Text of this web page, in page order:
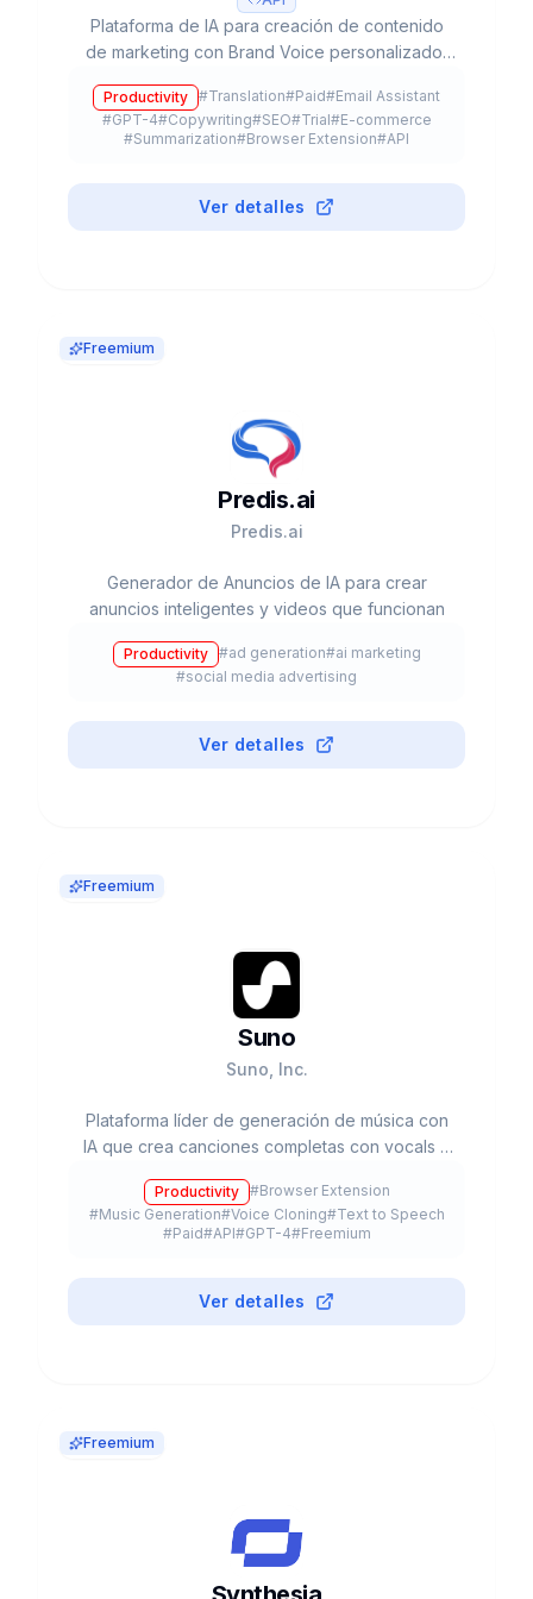
Plataforma de IA para creación de contenido
de marketing con Brand Voice personalizado,
en equipo. Usado por 20% del Fortune 500.
Productivity #Translation#Paid#Email Assistant
#GPT-4#Copywriting#SEO#Trial#E-commerce
#Summarization#Browser Extension#API
Ver detalles
Freemium
Predis.ai
Predis.ai
Generador de Anuncios de IA para crear
anuncios inteligentes y videos que funcionan
Productivity #ad generation#ai marketing
#social media advertising
Ver detalles
Freemium
Suno
Suno, Inc.
Plataforma líder de generación de música con
IA que crea canciones completas con vocals e
Valorada en $2.45B con 12M+ usuarios.
Productivity #Browser Extension
#Music Generation#Voice Cloning#Text to Speech
#Paid#API#GPT-4#Freemium
Ver detalles
Freemium